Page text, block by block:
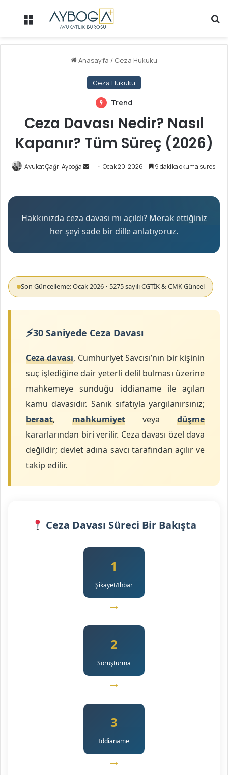
Menü
Anasayfa / Ceza Hukuku
Ceza Hukuku
Trend
Ceza Davası Nedir? Nasıl
Kapanır? Tüm Süreç (2026)
Avukat Çağrı Ayboğa
B
-
p
s
a
g
e
m
e
k
Ocak 20, 2026 9 dakika okuma süresi
Hakkınızda ceza davası mı açıldı? Merak ettiğiniz
her şeyi sade bir dille anlatıyoruz.
Son Güncelleme: Ocak 2026 • 5275 sayılı CGTİK & CMK Güncel
30 Saniyede Ceza Davası
Ceza davası, Cumhuriyet Savcısı’nın bir kişinin
suç işlediğine dair yeterli delil bulması üzerine
mahkemeye sunduğu iddianame ile açılan
kamu davasıdır. Sanık sıfatıyla yargılanırsınız;
beraat, mahkumiyet veya düşme
kararlarından biri verilir. Ceza davası özel dava
değildir; devlet adına savcı tarafından açılır ve
takip edilir.
Ceza Davası Süreci Bir Bakışta
1
Şikayet/İhbar
→
2
Soruşturma
→
3
İddianame
→